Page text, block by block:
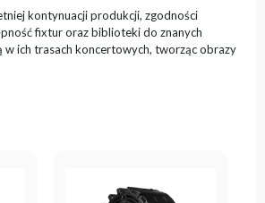
kontynuacji produkcji, zgodności
fixtur oraz biblioteki do znanych
w ich trasach koncertowych, tworząc obrazy